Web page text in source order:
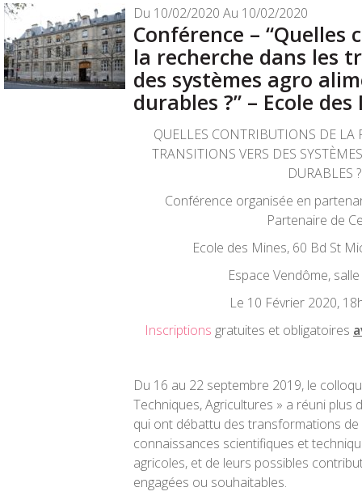
Du 10/02/2020 Au 10/02/2020
Conférence –
la recherche dans les
des systèmes agro
durables ?” – Ecole des
QUELLES CONTRIBUTIONS DE LA
TRANSITIONS VERS DES
DURABLES ?
Conférence organisée en
Partenaire de
Ecole des Mines, 60 Bd St
Espace Vendôme,
Le 10 Février 2020,
Inscriptions gratuites et obligatoires
Du 16 au 22 septembre 2019, le
Techniques, Agricultures » a réuni plus
qui ont débattu des transformations
connaissances scientifiques et
agricoles, et de leurs possibles
engagées ou souhaitables.